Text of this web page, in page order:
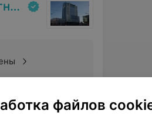
Профи! Еще
файлов